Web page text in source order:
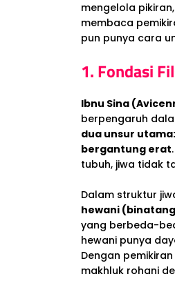
mengelola
membaca
pun punya cara
1. Fondasi
Ibnu Sina
berpengaruh
dua unsur
bergantung erat
tubuh, jiwa tidak
Dalam struktur
hewani
yang berbeda-
hewani punya
Dengan
makhluk rohani